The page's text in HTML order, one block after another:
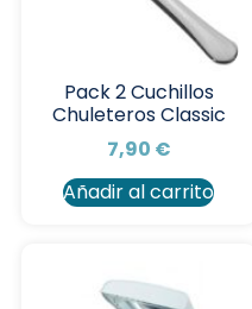
Pack 2 Cuchillos
Chuleteros Classic
7,90 €
Añadir al carrito